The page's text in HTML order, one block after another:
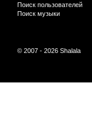
Поиск пользователей
Поиск музыки
© 2007 - 2026 Shalala